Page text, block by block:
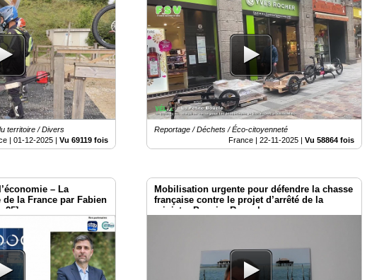
territoire / Divers
| 01-12-2025| Vu 69119 fois
Reportage / Déchets / Éco-citoyenneté
France |22-11-2025 |Vu 58864 fois
– La
la France par Fabien
25]
Mobilisation urgente pour défendre la chasse
française contre le projet d’arrêté de la
ministre Pannier-Runacher